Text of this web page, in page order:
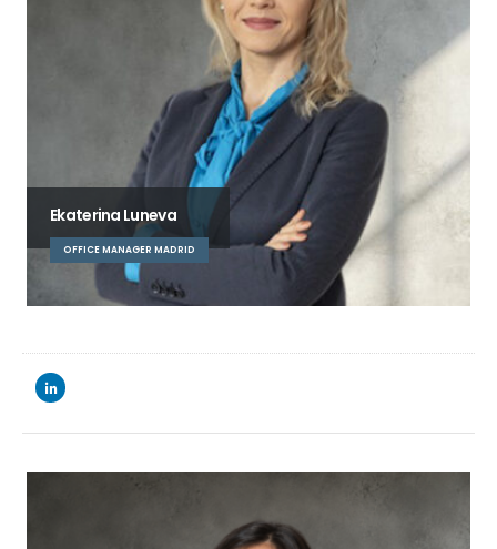
Ekaterina Luneva
OFFICE MANAGER MADRID